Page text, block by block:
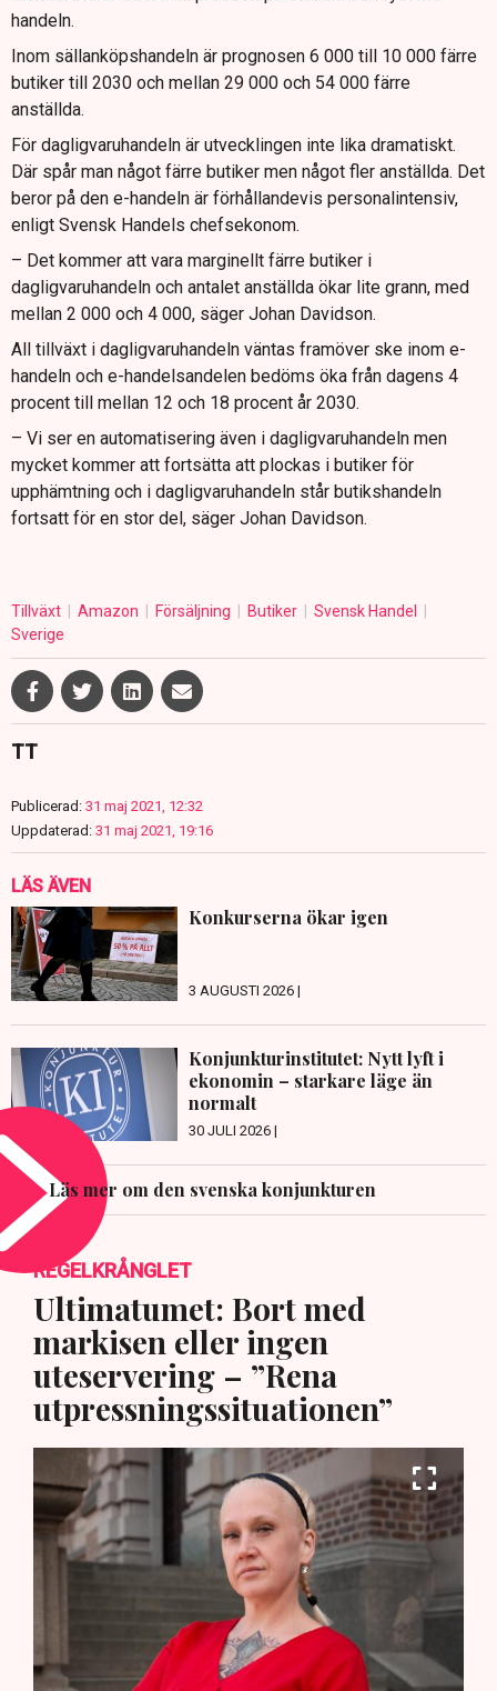
handeln.
Inom sällanköpshandeln är prognosen 6 000 till 10 000 färre
butiker till 2030 och mellan 29 000 och 54 000 färre
anställda.
För dagligvaruhandeln är utvecklingen inte lika dramatiskt.
Där spår man något färre butiker men något fler anställda. Det
beror på den e-handeln är förhållandevis personalintensiv,
enligt Svensk Handels chefsekonom.
– Det kommer att vara marginellt färre butiker i
dagligvaruhandeln och antalet anställda ökar lite grann, med
mellan 2 000 och 4 000, säger Johan Davidson.
All tillväxt i dagligvaruhandeln väntas framöver ske inom e-
handeln och e-handelsandelen bedöms öka från dagens 4
procent till mellan 12 och 18 procent år 2030.
– Vi ser en automatisering även i dagligvaruhandeln men
mycket kommer att fortsätta att plockas i butiker för
upphämtning och i dagligvaruhandeln står butikshandeln
fortsatt för en stor del, säger Johan Davidson.
Tillväxt Amazon Försäljning Butiker
Svensk Handel
Sverige
TT
Publicerad: 31 maj 2021, 12:32
Uppdaterad: 31 maj 2021, 19:16
LÄS ÄVEN
Konkurserna ökar igen
3 AUGUSTI 2026 |
Konjunkturinstitutet: Nytt lyft i
ekonomin – starkare läge än
normalt
30 JULI 2026 |
Läs mer om den svenska konjunkturen
REGELKRÅNGLET
Ultimatumet: Bort med
markisen eller ingen
uteservering – ”Rena
utpressningssituationen”